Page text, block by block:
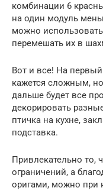
комбинации 6
на один модуль
можно
перемешать их в
Вот и все! На
кажется сложным, но
дальше будет все
декорировать
птичка на кухне,
подставка.
Привлекательно то,
ограничений, а
оригами, можно при